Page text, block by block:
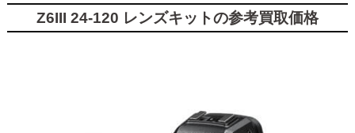
Z6III 24-120 レンズキットの参考買取価格